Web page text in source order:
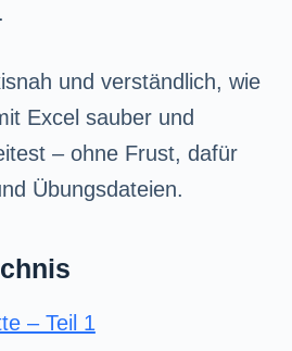
und verständlich, wie
Excel sauber und
– ohne Frust, dafür
Übungsdateien.
– Teil 1